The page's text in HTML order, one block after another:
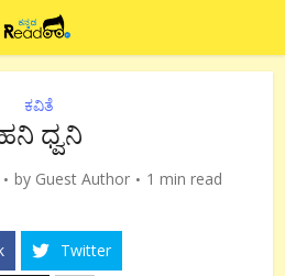
ಕವಿತೆ
ಧ್ವನಿ
by Guest Author 1 min read
Twitter